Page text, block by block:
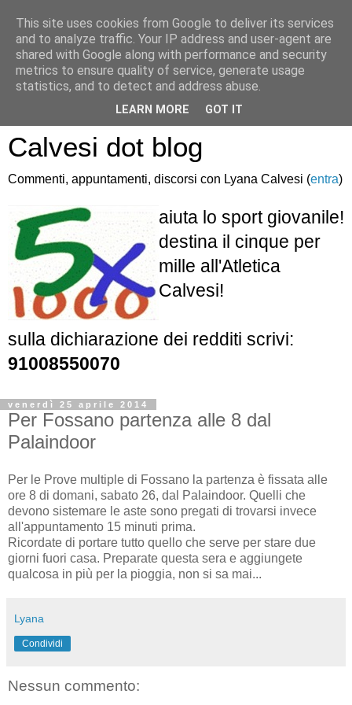
Atletica Sandro
Calvesi dot blog
Commenti, appuntamenti, discorsi con Lyana Calvesi (entra)
aiuta lo sport giovanile!
destina il cinque per
mille all'Atletica
Calvesi!
sulla dichiarazione dei redditi scrivi:
91008550070
venerdì 25 aprile 2014
Per Fossano partenza alle 8 dal
Palaindoor
Per le Prove multiple di Fossano la partenza è fissata alle
ore 8 di domani, sabato 26, dal Palaindoor. Quelli che
devono sistemare le aste sono pregati di trovarsi invece
all'appuntamento 15 minuti prima.
Ricordate di portare tutto quello che serve per stare due
giorni fuori casa. Preparate questa sera e aggiungete
qualcosa in più per la pioggia, non si sa mai...
Lyana
Condividi
Nessun commento:
This site uses cookies from Google to deliver its services
and to analyze traffic. Your IP address and user-agent are
shared with Google along with performance and security
metrics to ensure quality of service, generate usage
statistics, and to detect and address abuse.
LEARN MORE GOT IT